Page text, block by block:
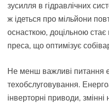
зусилля в гідравлічних
ж ідеться про мільйони
оснасткою, доцільною стає
преса, що оптимізує
Не менш важливі питання
техобслуговування.
інверторні приводи,